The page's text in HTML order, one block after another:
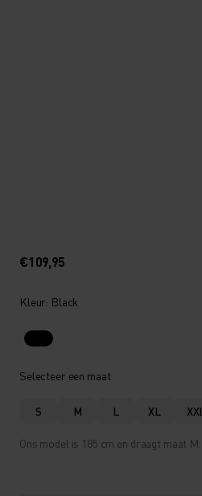
€109,95
Kleur: Black
Selecteer een maat
S M L XL XXL
Ons model is 185 cm en draagt maat M.